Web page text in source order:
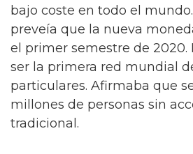
bajo coste en todo el
preveía que la nueva
el primer semestre de 2020.
ser la primera red mundial
particulares. Afirmaba que
millones de personas sin
tradicional.